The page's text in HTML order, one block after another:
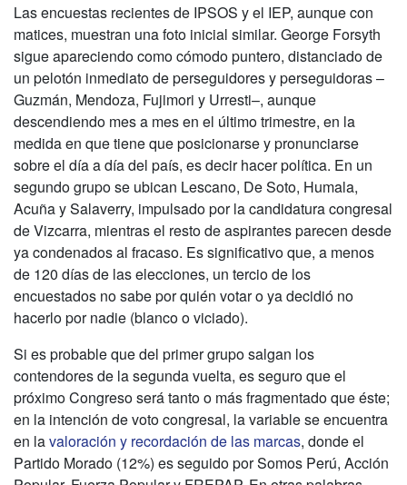
Las encuestas recientes de IPSOS y el IEP, aunque con
matices, muestran una foto inicial similar. George Forsyth
sigue apareciendo como cómodo puntero, distanciado de
un pelotón inmediato de perseguidores y perseguidoras –
Guzmán, Mendoza, Fujimori y Urresti–, aunque
descendiendo mes a mes en el último trimestre, en la
medida en que tiene que posicionarse y pronunciarse
sobre el día a día del país, es decir hacer política. En un
segundo grupo se ubican Lescano, De Soto, Humala,
Acuña y Salaverry, impulsado por la candidatura congresal
de Vizcarra, mientras el resto de aspirantes parecen desde
ya condenados al fracaso. Es significativo que, a menos
de 120 días de las elecciones, un tercio de los
encuestados no sabe por quién votar o ya decidió no
hacerlo por nadie (blanco o viciado).
Si es probable que del primer grupo salgan los
contendores de la segunda vuelta, es seguro que el
próximo Congreso será tanto o más fragmentado que éste;
en la intención de voto congresal, la variable se encuentra
en lavaloración y recordación de las marcas, donde el
Partido Morado (12%) es seguido por Somos Perú, Acción